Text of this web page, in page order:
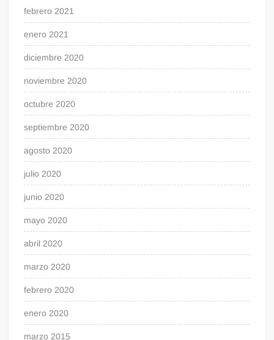
febrero 2021
enero 2021
diciembre 2020
noviembre 2020
octubre 2020
septiembre 2020
agosto 2020
julio 2020
junio 2020
mayo 2020
abril 2020
marzo 2020
febrero 2020
enero 2020
marzo 2015